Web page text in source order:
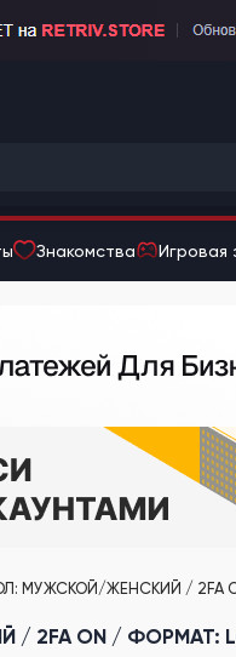
Знакомства Игровая
МУЖСКОЙ/ЖЕНСКИЙ / 2FA
ON / ФОРМАТ: